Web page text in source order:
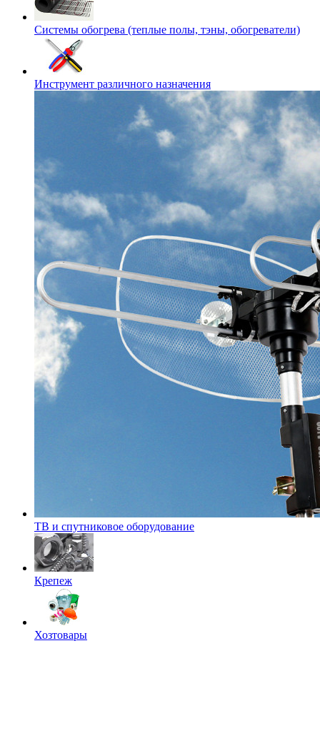
Системы обогрева (теплые полы, тэны, обогреватели)
Инструмент различного назначения
ТВ и спутниковое оборудование
Крепеж
Хозтовары